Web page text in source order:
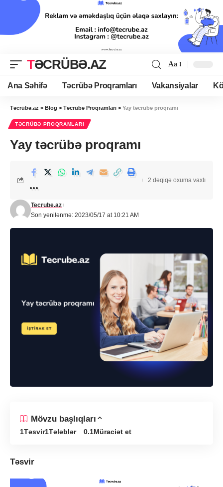
TƏCRÜBƏ.AZ Aa
Ana Səhifə Təcrübə Proqramları Vakansiyalar
Təcrübə.az > Blog > Təcrübə Proqramları > Yay təcrübə proqramı
TƏCRÜBƏ PROQRAMLARI
Yay təcrübə proqramı
Son yenilənmə: 2023/05/17 at 10:21 AM
Tecrube.az
2 dəqiqə oxuma vaxtı
Mövzu başlıqları
Təsvir Tələblər Müraciət et
Təsvir